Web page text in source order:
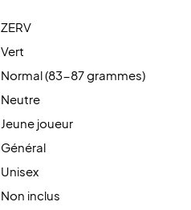
ZERV
Vert
Normal (83-87 grammes)
Neutre
Jeune joueur
Général
Unisex
Non inclus